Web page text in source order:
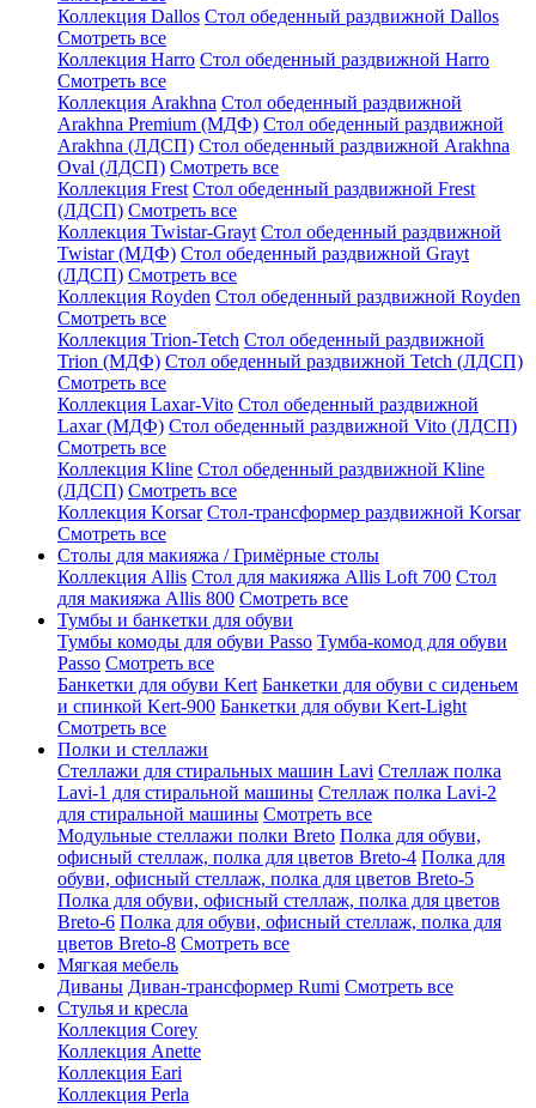
Коллекция Dallos Стол обеденный раздвижной Dallos
Смотреть все
Коллекция Harro Стол обеденный раздвижной Harro
Смотреть все
Коллекция Arakhna Стол обеденный раздвижной
Arakhna Premium (МДФ) Стол обеденный раздвижной
Arakhna (ЛДСП) Стол обеденный раздвижной Arakhna
Oval (ЛДСП) Смотреть все
Коллекция Frest Стол обеденный раздвижной Frest
(ЛДСП) Смотреть все
Коллекция Twistar-Grayt Стол обеденный раздвижной
Twistar (МДФ) Стол обеденный раздвижной Grayt
(ЛДСП) Смотреть все
Коллекция Royden Стол обеденный раздвижной Royden
Смотреть все
Коллекция Trion-Tetch Стол обеденный раздвижной
Trion (МДФ) Стол обеденный раздвижной Tetch (ЛДСП)
Смотреть все
Коллекция Laxar-Vito Стол обеденный раздвижной
Laxar (МДФ) Стол обеденный раздвижной Vito (ЛДСП)
Смотреть все
Коллекция Kline Стол обеденный раздвижной Kline
(ЛДСП) Смотреть все
Коллекция Korsar Стол-трансформер раздвижной Korsar
Смотреть все
Столы для макияжа / Гримёрные столы
Коллекция Allis Стол для макияжа Allis Loft 700 Стол
для макияжа Allis 800 Смотреть все
Тумбы и банкетки для обуви
Тумбы комоды для обуви Passo Тумба-комод для обуви
Passo Смотреть все
Банкетки для обуви Kert Банкетки для обуви с сиденьем
и спинкой Kert-900 Банкетки для обуви Kert-Light
Смотреть все
Полки и стеллажи
Стеллажи для стиральных машин Lavi Стеллаж полка
Lavi-1 для стиральной машины Стеллаж полка Lavi-2
для стиральной машины Смотреть все
Модульные стеллажи полки Breto Полка для обуви,
офисный стеллаж, полка для цветов Breto-4 Полка для
обуви, офисный стеллаж, полка для цветов Breto-5
Полка для обуви, офисный стеллаж, полка для цветов
Breto-6 Полка для обуви, офисный стеллаж, полка для
цветов Breto-8 Смотреть все
Мягкая мебель
Диваны Диван-трансформер Rumi Смотреть все
Стулья и кресла
Коллекция Corey
Коллекция Anette
Коллекция Eari
Коллекция Perla